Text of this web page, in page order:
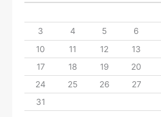
3
4 5 6
10
11 12 13
17
18 19 20
24
25 26 27
31